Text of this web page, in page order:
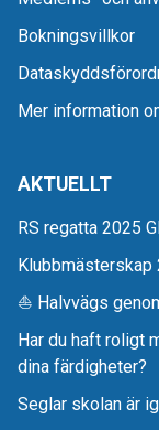
Bokningsvillkor
Mer information
AKTUELLT
RS regatta 2025
Klubbmästerskap
⛵ Halvvägs
Har du haft roligt
dina färdigheter?
Seglar skolan är